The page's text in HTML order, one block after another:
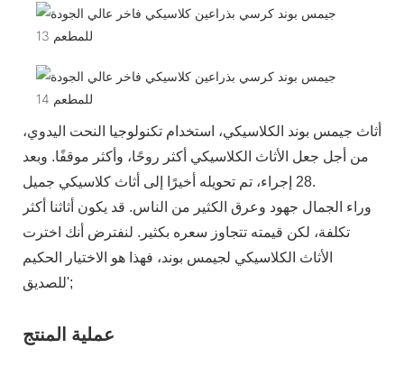
أثاث جيمس بوند الكلاسيكي، استخدام تكنولوجيا النحت اليدوي،
من أجل جعل الأثاث الكلاسيكي أكثر روحًا، وأكثر موقفًا. وبعد
28 إجراء، تم تحويله أخيرًا إلى أثاث كلاسيكي جميل.
وراء الجمال جهود وعرق الكثير من الناس. قد يكون أثاثنا أكثر
تكلفة، لكن قيمته تتجاوز سعره بكثير. لنفترض أنك اخترت
الأثاث الكلاسيكي لجيمس بوند، فهذا هو الاختيار الحكيم
للصديق';
عملية المنتج